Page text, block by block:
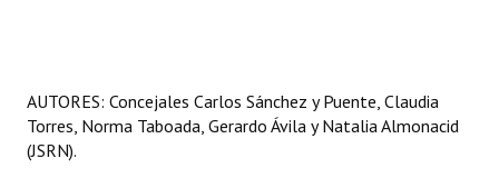
AUTORES: Concejales Carlos Sánchez y Puente, Claudia
Torres, Norma Taboada, Gerardo Ávila y Natalia Almonacid
(JSRN).